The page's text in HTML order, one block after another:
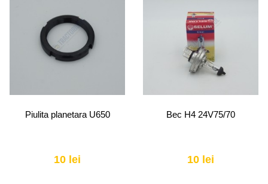
Piulita planetara U650
10 lei
Bec H4 24V75/70
10 lei